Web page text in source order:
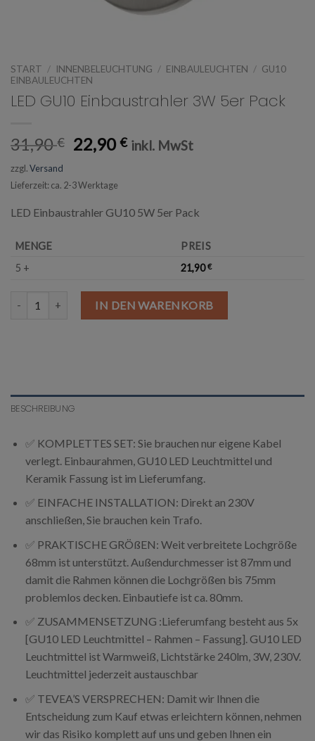
START / INNENBELEUCHTUNG / EINBAULEUCHTEN / GU10
EINBAULEUCHTEN
LED GU10 Einbaustrahler 3W 5er Pack
31,90€ Ursprünglicher
war:
31,90 €
22,90€Aktueller
inkl. MwSt
zzgl.Versand
Lieferzeit: ca. 2-3 Werktage
LED Einbaustrahler GU10 5W 5er Pack
MENGE
PREIS
5 +
21,90€
LED GU10 Einbaustrahler 3W 5er Pack Menge
IN DEN WARENKORB
BESCHREIBUNG
✅ KOMPLETTES SET: Sie brauchen nur eigene Kabel
verlegt. Einbaurahmen, GU10 LED Leuchtmittel und
Keramik Fassung ist im Lieferumfang.
✅ EINFACHE INSTALLATION: Direkt an 230V
anschließen, Sie brauchen kein Trafo.
✅ PRAKTISCHE GRÖßEN: Weit verbreitete Lochgröße
68mm ist unterstützt. Außendurchmesser ist 87mm und
damit die Rahmen können die Lochgrößen bis 75mm
problemlos decken. Einbautiefe ist ca. 80mm.
✅ ZUSAMMENSETZUNG :Lieferumfang besteht aus 5x
[GU10 LED Leuchtmittel – Rahmen – Fassung]. GU10 LED
Leuchtmittel ist Warmweiß, Lichtstärke 240lm, 3W, 230V.
Leuchtmittel jederzeit austauschbar
✅ TEVEA’S VERSPRECHEN: Damit wir Ihnen die
Entscheidung zum Kauf etwas erleichtern können, nehmen
wir das Risiko komplett auf uns und geben Ihnen ein